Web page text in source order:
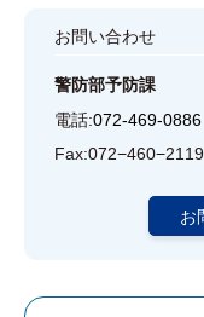
お問い合わせ
警防部予防課
電話:072-469-0886
Fax:072−460−2119
お